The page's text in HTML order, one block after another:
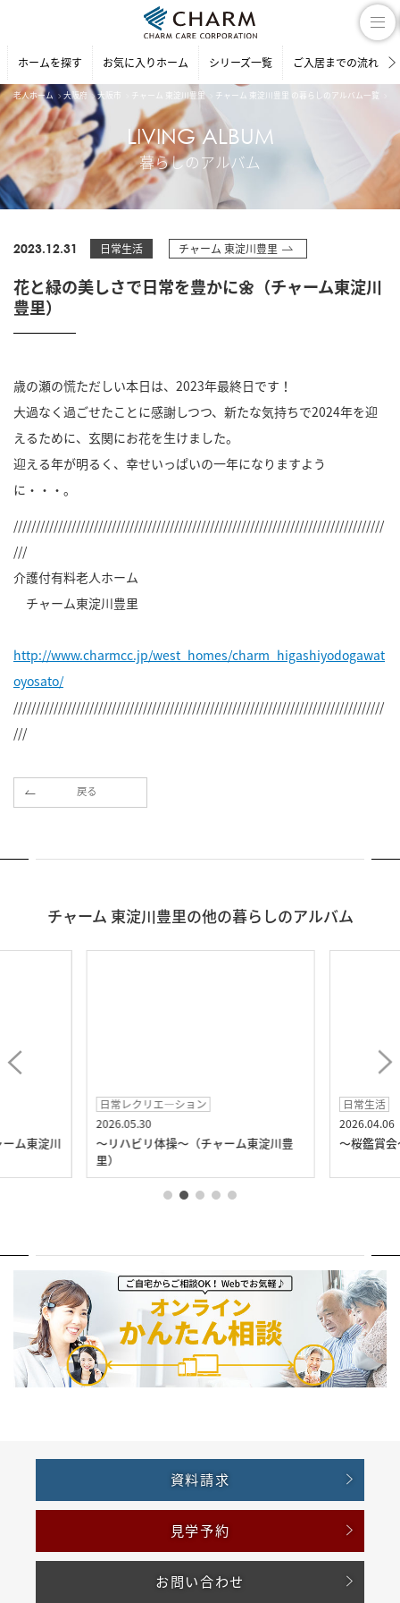
ホームを探す お気に入りホーム シリーズ一覧 ご入居までの流れ
老人ホーム 大阪府 大阪市 チャーム 東淀川豊里 チャーム 東淀川豊里 の暮らしのアルバム一覧
LIVING ALBUM
暮らしのアルバム
2023.12.31 日常生活 チャーム 東淀川豊里
花と緑の美しさで日常を豊かに🌼（チャーム東淀川
豊里）
歳の瀬の慌ただしい本日は、2023年最終日です！
大過なく過ごせたことに感謝しつつ、新たな気持ちで2024年を迎
えるために、玄関にお花を生けました。
迎える年が明るく、幸せいっぱいの一年になりますよう
に・・・。
///////////////////////////////////////////////////////////////////////////////////
///
介護付有料老人ホーム
チャーム東淀川豊里
http://www.charmcc.jp/west_homes/charm_higashiyodogawat
oyosato/
///////////////////////////////////////////////////////////////////////////////////
///
戻る
チャーム 東淀川豊里の他の暮らしのアルバム
ム東淀川
日常レクリエ―ション
2026.05.30
～リハビリ体操～（チャーム東淀川豊
里）
日常生活
2026.04.06
～桜鑑賞
資料請求
見学予約
お問い合わせ